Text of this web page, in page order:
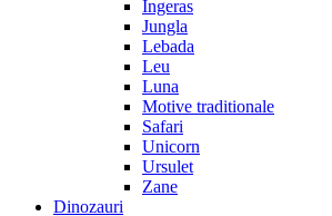
Ingeras
Jungla
Lebada
Leu
Luna
Motive traditionale
Safari
Unicorn
Ursulet
Zane
Dinozauri